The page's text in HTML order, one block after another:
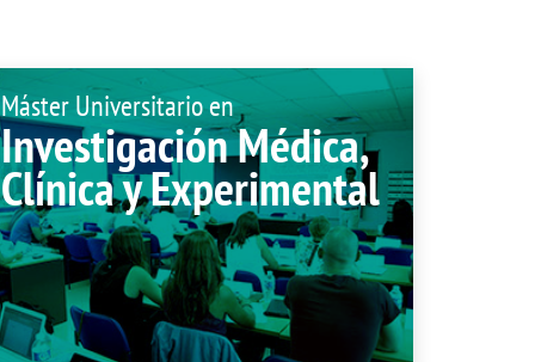
Máster Universitario en
Investigación Médica,
Clínica y Experimental